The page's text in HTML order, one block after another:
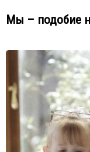
Мы – подобие